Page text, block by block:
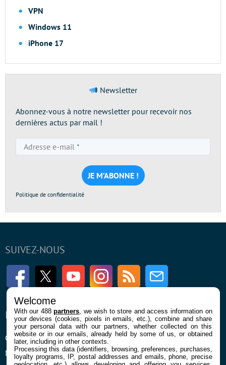
VPN
Windows 11
iPhone 17
Newsletter
Abonnez-vous à notre newsletter pour recevoir nos
dernières actus par mail !
e-
mail
*
Politique de confidentialité
SUIVEZ-NOUS
FacebookTwitter Youtube InstagramRSS Newsletter
ENTREPRISE
Qui sommes nous
Mentions légales et CGU
À PROPOS
La rédaction
Contact
Welcome
With our 488partners , we wish to store and access information on
your devices (cookies, pixels in emails, etc.), combine and share
your personal data with our partners, whether collected on this
website or in our emails, already held by some of us, or obtained
later, including in other contexts.
Processing this data (identifiers, browsing, preferences, purchases,
loyalty programs, IP, postal addresses and emails, phone, precise